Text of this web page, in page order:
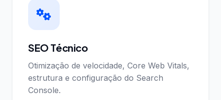
SEO Técnico
Otimização de velocidade, Core Web Vitals,
estrutura e configuração do Search
Console.